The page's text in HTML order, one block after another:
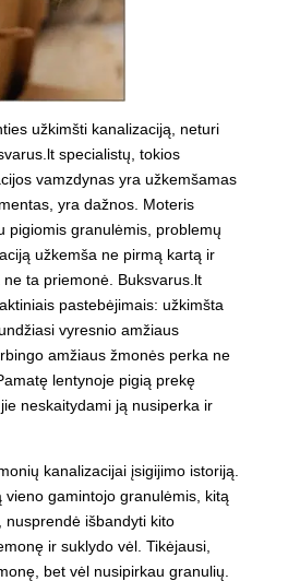
užkimšti kanalizaciją, neturi
specialistų, tokios
vamzdynas yra užkemšamas
yra dažnos. Moteris
pigiomis granulėmis, problemų
užkemša ne pirmą kartą ir
ta priemonė. Buksvarus.lt
pastebėjimais: užkimšta
vyresnio amžiaus
amžiaus žmonės perka ne
lentynoje pigią prekę
neskaitydami ją nusiperka ir
kanalizacijai įsigijimo istoriją.
vieno gamintojo granulėmis, kitą
nusprendė išbandyti kito
ir suklydo vėl. Tikėjausi,
bet vėl nusipirkau granulių.